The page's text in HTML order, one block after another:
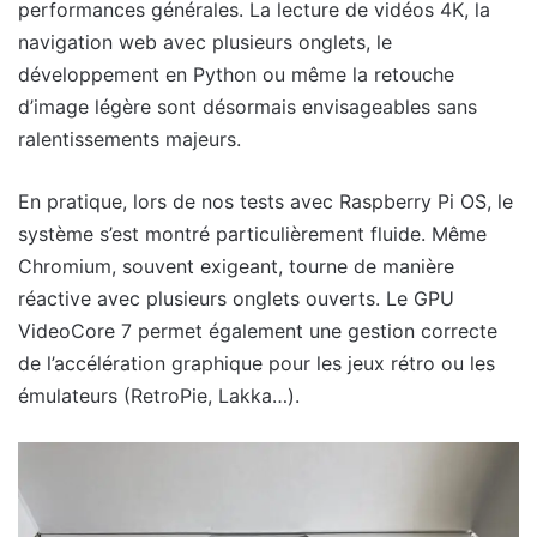
performances générales. La lecture de vidéos 4K, la
navigation web avec plusieurs onglets, le
développement en Python ou même la retouche
d’image légère sont désormais envisageables sans
ralentissements majeurs.
En pratique, lors de nos tests avec Raspberry Pi OS, le
système s’est montré particulièrement fluide. Même
Chromium, souvent exigeant, tourne de manière
réactive avec plusieurs onglets ouverts. Le GPU
VideoCore 7 permet également une gestion correcte
de l’accélération graphique pour les jeux rétro ou les
émulateurs (RetroPie, Lakka…).